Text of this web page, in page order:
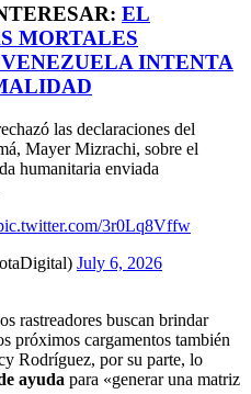
EL
MORTALES
INTENTA
las declaraciones del
Mayer Mizrachi, sobre el
humanitaria enviada
3r0Lq8Vffw
July 6, 2026
rastreadores buscan brindar
próximos cargamentos también
Rodríguez, por su parte, lo
ayuda para «generar una matriz